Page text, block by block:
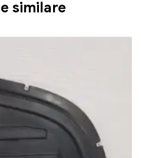
similare